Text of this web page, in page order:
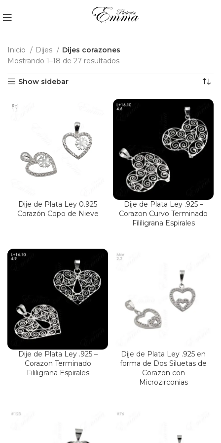
Inicio Dijes
Dijes corazones
Mostrando 1–18 de 27 resultados
Show sidebar
Dije de Plata Ley 0.925
Corazón Copo de Nieve
Dije de Plata Ley .925 –
Corazon Curvo Terminado
Fililigrana Espirales
Dije de Plata Ley .925 –
Corazon Terminado
Fililigrana Espirales
Dije de Plata Ley .925 en
forma de Dos Siluetas de
Corazon con
Microzirconias